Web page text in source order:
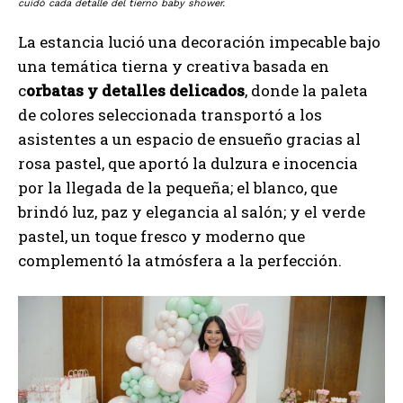
cuidó cada detalle del tierno baby shower.
La estancia lució una decoración impecable bajo
una temática tierna y creativa basada en
corbatas y detalles delicados, donde la paleta
de colores seleccionada transportó a los
asistentes a un espacio de ensueño gracias al
rosa pastel, que aportó la dulzura e inocencia
por la llegada de la pequeña; el blanco, que
brindó luz, paz y elegancia al salón; y el verde
pastel, un toque fresco y moderno que
complementó la atmósfera a la perfección.